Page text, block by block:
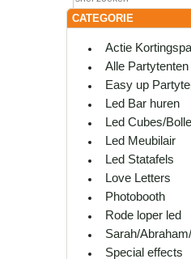
CATEGORIE
Actie
Alle Partytenten
Easy up
Led Bar huren
Led Cubes/
Led Meubilair
Led Statafels
Love Letters
Photobooth
Rode loper led
Sarah/
Special effects